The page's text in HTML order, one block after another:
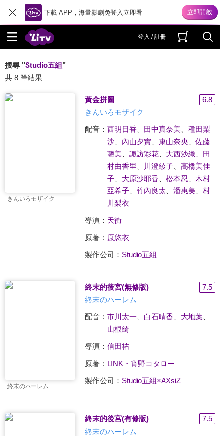
下載 APP，海量影劇免登入立即看
登入 / 註冊
搜尋 "Studio五組"
共 8 筆結果
きんいろモザイク
黃金拼圖
6.8
きんいろモザイク
配音： 西明日香 田中真奈美、 種田梨
沙、 內山夕實、 東山奈央、 佐藤
聰美、 諏訪彩花、 大西沙織、 田
村由香里
川澄綾子、 高橋美佳
子、 大原沙耶香 松本忍
木村
亞希子、 竹內良太 潘惠美、 村
川梨衣
導演： 天衝
原著： 原悠衣
製作公司： Studio五組
終末のハーレム
終末的後宮(無修版)
7.5
終末のハーレム
配音： 市川太一 白石晴香 大地葉、
山根綺
導演： 信田祐
原著： LINK・宵野コタロー
製作公司： Studio五組×AXsiZ
終末的後宮(有修版)
7.5
終末のハーレム